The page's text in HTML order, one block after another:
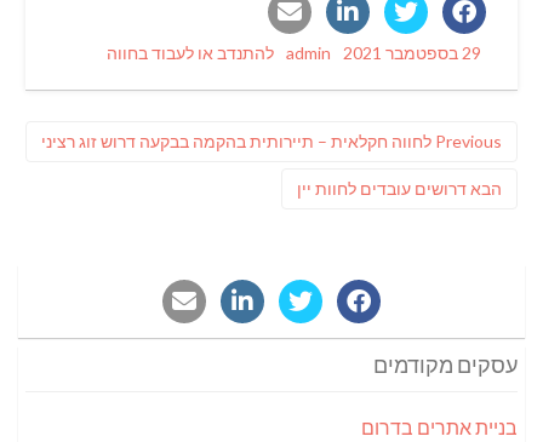
Posted
29 בספטמבר 2021 Author
admin
Categories
להתנדב או לעבוד בחווה
Previous
Previous
לחווה חקלאית – תיירותית בהקמה בבקעה דרוש זוג רציני
הבאפוסט
דרושים עובדים לחוות יין
עסקים מקודמים
בניית אתרים בדרום